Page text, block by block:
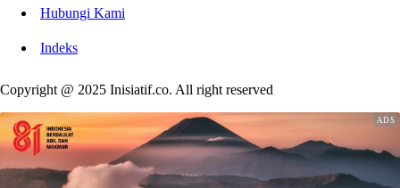
Hubungi Kami
Indeks
Copyright @ 2025 Inisiatif.co. All right reserved